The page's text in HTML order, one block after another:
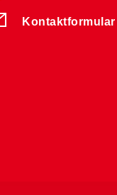
Kontaktformular